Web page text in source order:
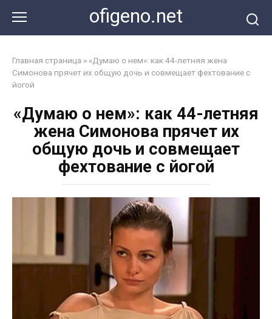
контенту
ofigeno.net
Главная страница » «Думаю о нем»: как 44-летняя жена
Симонова прячет их общую дочь и совмещает фехтование с
йогой
«Думаю о нем»: как 44-летняя
жена Симонова прячет их
общую дочь и совмещает
фехтование с йогой